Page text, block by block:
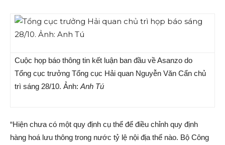
Cuộc họp báo thông tin kết luận ban đầu về Asanzo do
Tổng cục trưởng Tổng cục Hải quan Nguyễn Văn Cẩn chủ
trì sáng 28/10. Ảnh: Anh Tú
“Hiện chưa có một quy định cụ thể để điều chỉnh quy định
hàng hoá lưu thông trong nước tỷ lệ nội địa thế nào. Bộ Công